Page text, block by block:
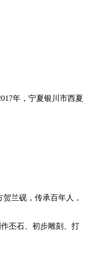
年，宁夏银川市西夏
兰砚，传承百年人，
丕石、初步雕刻、打